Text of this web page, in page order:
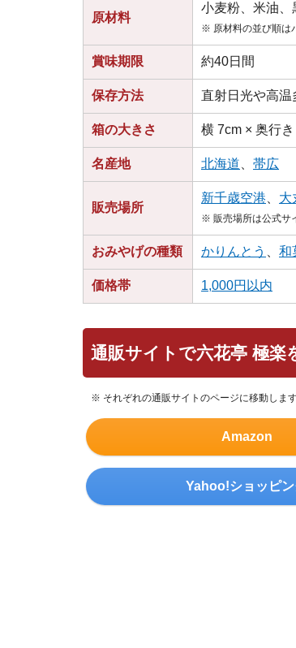
原材料
小麦粉、米油、
※ 原材料の並び順は
賞味期限 約40日間
保存方法 直射日光や高温
箱の大きさ 横 7cm × 奥行
名産地 北海道 帯広
販売場所
新千歳空港 大
※ 販売場所は公式サ
おみやげの種類 かりんとう 和
価格帯 1,000円以内
通販サイトで六花亭 極楽
※ それぞれの通販サイトのページに移動しま
Amazon
Yahoo!ショッピ